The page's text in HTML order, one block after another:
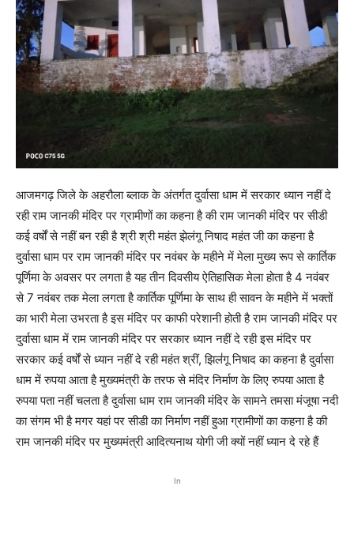
आजमगढ़ जिले के अहरौला ब्लाक के अंतर्गत दुर्वासा धाम में सरकार ध्यान नहीं दे
रही राम जानकी मंदिर पर ग्रामीणों का कहना है की राम जानकी मंदिर पर सीडी
कई वर्षों से नहीं बन रही है श्री श्री महंत झेलंगू निषाद महंत जी का कहना है
दुर्वासा धाम पर राम जानकी मंदिर पर नवंबर के महीने में मेला मुख्य रूप से कार्तिक
पूर्णिमा के अवसर पर लगता है यह तीन दिवसीय ऐतिहासिक मेला होता है 4 नवंबर
से 7 नवंबर तक मेला लगता है कार्तिक पूर्णिमा के साथ ही सावन के महीने में भक्तों
का भारी मेला उभरता है इस मंदिर पर काफी परेशानी होती है राम जानकी मंदिर पर
दुर्वासा धाम में राम जानकी मंदिर पर सरकार ध्यान नहीं दे रही इस मंदिर पर
सरकार कई वर्षों से ध्यान नहीं दे रही महंत श्रीं, झिल॑गू निषाद का कहना है दुर्वासा
धाम में रुपया आता है मुख्यमंत्री के तरफ से मंदिर निर्माण के लिए रुपया आता है
रुपया पता नहीं चलता है दुर्वासा धाम राम जानकी मंदिर के सामने तमसा मंजूषा नदी
का संगम भी है मगर यहां पर सीडी का निर्माण नहीं हुआ ग्रामीणों का कहना है की
राम जानकी मंदिर पर मुख्यमंत्री आदित्यनाथ योगी जी क्यों नहीं ध्यान दे रहे हैं
In